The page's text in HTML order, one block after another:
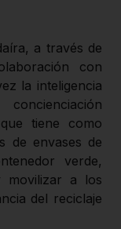
a través de
con
la inteligencia
tiene como
de envases de
verde,
movilizar a los
del reciclaje